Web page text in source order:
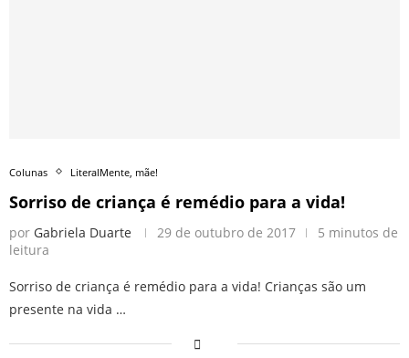
Colunas LiteralMente, mãe!
Sorriso de criança é remédio para a vida!
por Gabriela Duarte 29 de outubro de 2017
5 minutos de
leitura
Sorriso de criança é remédio para a vida! Crianças são um
presente na vida …